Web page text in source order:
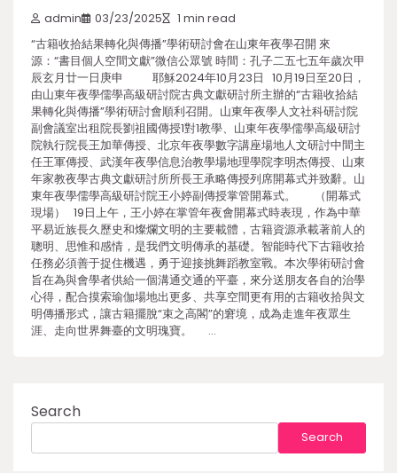
admin 03/23/2025 1 min read
“古籍收拾結果轉化與傳播”學術研討會在山東年夜學召開 來
源：“書目個人空間文獻”微信公眾號 時間：孔子二五七五年歲次甲
辰玄月廿一日庚申 耶穌2024年10月23日 10月19日至20日，
由山東年夜學儒學高級研討院古典文獻研討所主辦的“古籍收拾結
果轉化與傳播”學術研討會順利召開。山東年夜學人文社科研討院
副會議室出租院長劉祖國傳授1對1教學、山東年夜學儒學高級研討
院執行院長王加華傳授、北京年夜學數字講座場地人文研討中間主
任王軍傳授、武漢年夜學信息治教學場地理學院李明杰傳授、山東
年家教夜學古典文獻研討所所長王承略傳授列席開幕式并致辭。山
東年夜學儒學高級研討院王小婷副傳授掌管開幕式。 （開幕式
現場） 19日上午，王小婷在掌管年夜會開幕式時表現，作為中華
平易近族長久歷史和燦爛文明的主要載體，古籍資源承載著前人的
聰明、思惟和感情，是我們文明傳承的基礎。智能時代下古籍收拾
任務必須善于捉住機遇，勇于迎接挑舞蹈教室戰。本次學術研討會
旨在為與會學者供給一個溝通交通的平臺，來分送朋友各自的治學
心得，配合摸索瑜伽場地出更多、共享空間更有用的古籍收拾與文
明傳播形式，讓古籍擺脫“束之高閣”的窘境，成為走進年夜眾生
涯、走向世界舞臺的文明瑰寶。 …
Search
Search